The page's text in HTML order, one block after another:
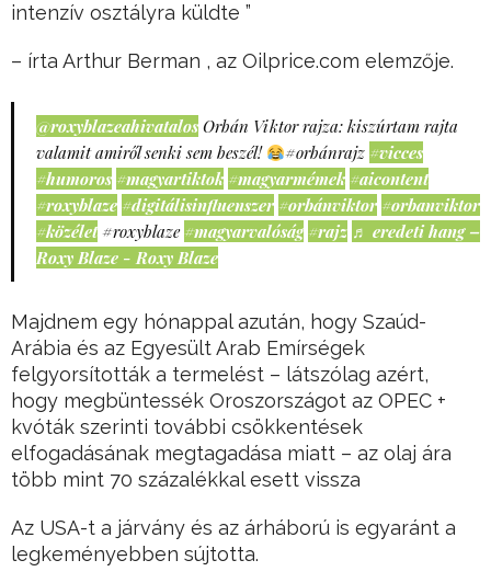
intenzív osztályra küldte ”
– írta Arthur Berman , az Oilprice.com elemzője.
@roxyblazeahivatalos Orbán Viktor rajza: kiszúrtam rajta
valamit amiről senki sem beszél!
#orbánrajz #vicces
#humoros #magyartiktok #magyarmémek #aicontent
#roxyblaze #digitálisinfluenszer #orbánviktor #orbanviktor
#közélet #roxyblaze #magyarvalóság #rajz ♬ eredeti hang –
Roxy Blaze - Roxy Blaze
Majdnem egy hónappal azután, hogy Szaúd-
Arábia és az Egyesült Arab Emírségek
felgyorsították a termelést – látszólag azért,
hogy megbüntessék Oroszországot az OPEC +
kvóták szerinti további csökkentések
elfogadásának megtagadása miatt – az olaj ára
több mint 70 százalékkal esett vissza
Az USA-t a járvány és az árháború is egyaránt a
legkeményebben sújtotta.